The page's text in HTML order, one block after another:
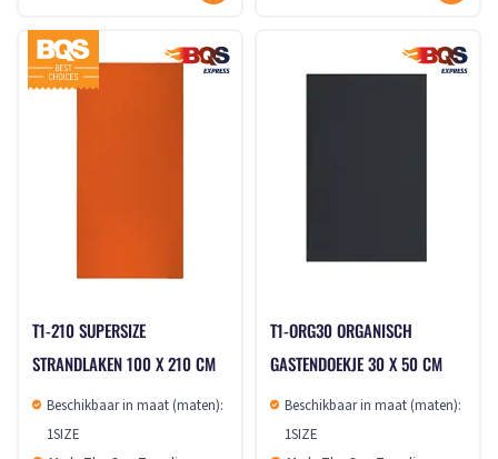
T1-210 SUPERSIZE
STRANDLAKEN 100 X 210 CM
Beschikbaar in maat (maten):
1SIZE
T1-ORG30 ORGANISCH
GASTENDOEKJE 30 X 50 CM
Beschikbaar in maat (maten):
1SIZE